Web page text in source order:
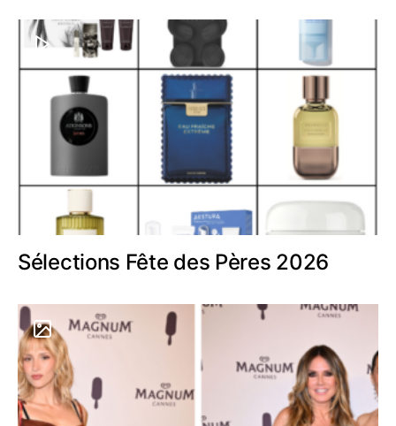
Sélections Fête des Pères 2026